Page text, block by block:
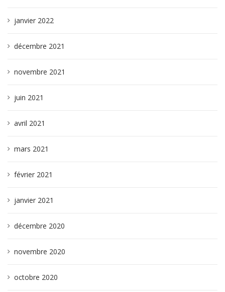
janvier 2022
décembre 2021
novembre 2021
juin 2021
avril 2021
mars 2021
février 2021
janvier 2021
décembre 2020
novembre 2020
octobre 2020